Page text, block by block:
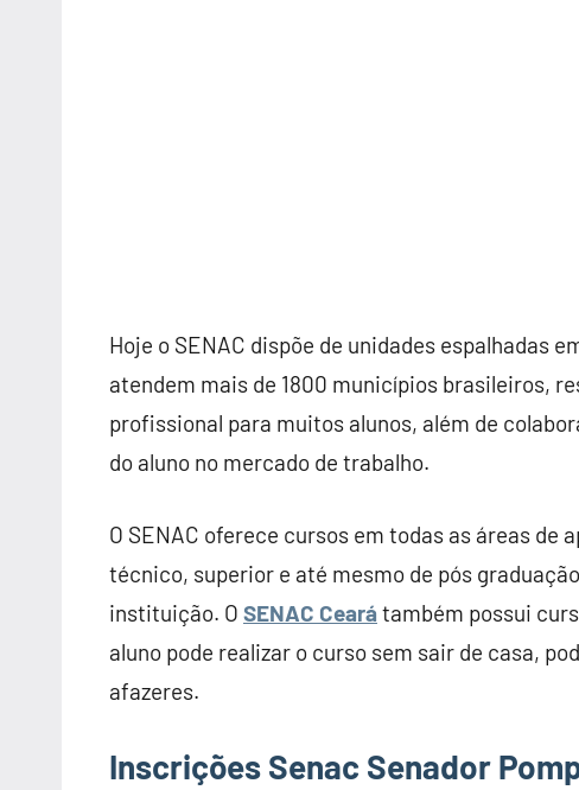
Hoje o SENAC dispõe de unidades espalhadas
atendem mais de 1800 municípios brasileiros,
profissional para muitos alunos, além de
do aluno no mercado de trabalho.
O SENAC oferece cursos em todas as áreas de
técnico, superior e até mesmo de pós
instituição. O SENAC Ceará também possui
aluno pode realizar o curso sem sair de casa,
afazeres.
Inscrições Senac Senador